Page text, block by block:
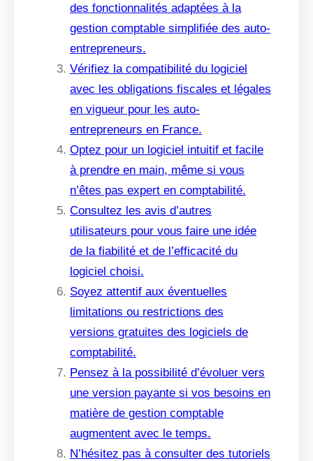
des fonctionnalités adaptées à la
gestion comptable simplifiée des auto-
entrepreneurs.
Vérifiez la compatibilité du logiciel
avec les obligations fiscales et légales
en vigueur pour les auto-
entrepreneurs en France.
Optez pour un logiciel intuitif et facile
à prendre en main, même si vous
n’êtes pas expert en comptabilité.
Consultez les avis d’autres
utilisateurs pour vous faire une idée
de la fiabilité et de l’efficacité du
logiciel choisi.
Soyez attentif aux éventuelles
limitations ou restrictions des
versions gratuites des logiciels de
comptabilité.
Pensez à la possibilité d’évoluer vers
une version payante si vos besoins en
matière de gestion comptable
augmentent avec le temps.
N’hésitez pas à consulter des tutoriels